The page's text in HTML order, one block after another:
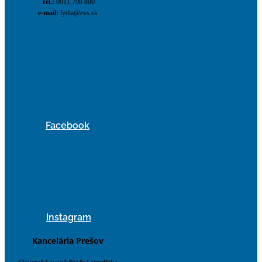
e-mail: lydia@evs.sk
Facebook
Instagram
Kancelária Prešov